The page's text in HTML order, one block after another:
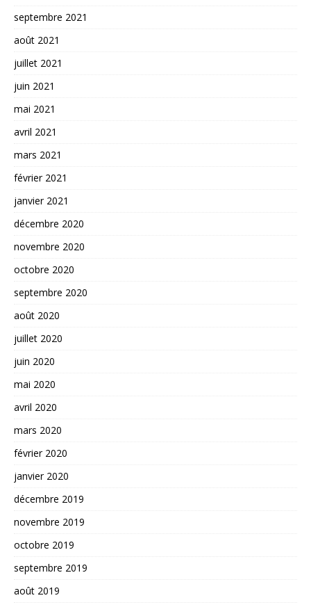
septembre 2021
août 2021
juillet 2021
juin 2021
mai 2021
avril 2021
mars 2021
février 2021
janvier 2021
décembre 2020
novembre 2020
octobre 2020
septembre 2020
août 2020
juillet 2020
juin 2020
mai 2020
avril 2020
mars 2020
février 2020
janvier 2020
décembre 2019
novembre 2019
octobre 2019
septembre 2019
août 2019